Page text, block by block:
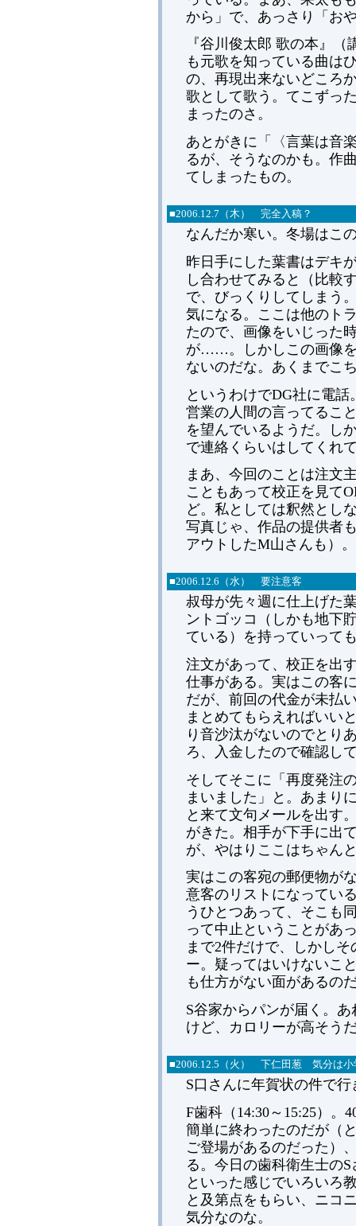
から」で、あっさり「お
『谷川俊太郎 歌の本』
も元歌を知っている曲は
の、再現出来ないどころ
歌として歌う。てこずっ
まったのさ。
あとがきに「〈言葉は音
るが、そうなのかも。作
てしまったもの。
■2006.12.7（木） 完全入稿？
なんだか寒い。冬場はこ
昨日手にした葉書はデキ
し合わせてみると（比較
で、びっくりしてしまう
気になる。ここは他のト
たので、画像をいじった
が……。しかしこの画像
ないのだな。あくまでこ
というわけでDG社に電
営業の人間の言ってるこ
を望んでいるようだ。し
で連絡くらいはしてくれ
まあ、今回のことは注文
こともあって校正を見て
ど。私としては釈然とし
写真じゃ、作品の提供者
アウトしたM山さんも）。
■2006.12.6（水） 要注意客
叔母が先々週に仕上げた
ントゴッコ（しかも地下
ている）を持っていって
注文があって、校正を出
仕事がある。実はこの客
だが、前回の代金が未払
まとめてもらえればいい
り音沙汰がないのでとり
ろ、入金したので確認し
そしてそこに「再度発注
まいました」と。あまり
と来て文句メールを出す
がきた。相手が下手に出
が、やはりここはちゃん
実はこの客宛の郵便物が
意客のリストになってい
うひとつあって、そこも
って中止ということがあ
まで2件だけで、しかし
ー。疑ってはいけないこ
も仕方がない面があるの
S谷家からパンが届く。
けど、カロリーが高そう
■2006.12.5（火） 下仁田葱 気分は小
S口さんに年賀状の件で
F歯科（14:30～15:25）。
簡単に終わったのだが（
ご登場があるのだった）
る。今日の歯科衛生士の
といった感じでいろいろ
と及第点をもらい、ニコ
気分なのな。